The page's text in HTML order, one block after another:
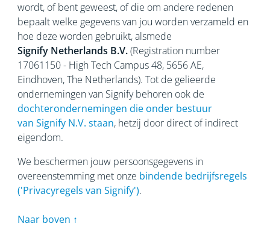
wordt, of bent geweest, of die om andere redenen
bepaalt welke gegevens van jou worden verzameld en
hoe deze worden gebruikt, alsmede
Signify Netherlands B.V.(Registration number
17061150 - High Tech Campus 48, 5656AE,
Eindhoven, The Netherlands). Tot de gelieerde
ondernemingen van Signify behoren ook de
dochterondernemingen die onder bestuur
van Signify N.V. staan, hetzij door direct of indirect
eigendom.
We beschermen jouw persoonsgegevens in
overeenstemming met onze bindende bedrijfsregels
('Privacyregels van Signify').
Naar boven ↑